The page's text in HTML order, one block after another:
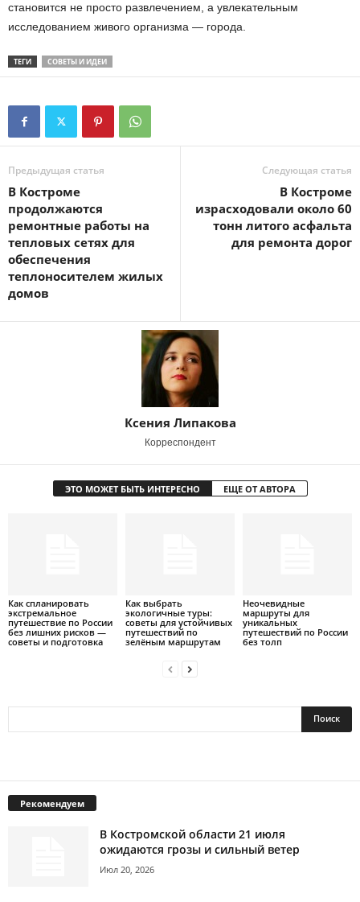
становится не просто развлечением, а увлекательным
исследованием живого организма — города.
ТЕГИ СОВЕТЫ И ИДЕИ
Предыдущая статья
В Костроме
продолжаются
ремонтные работы на
тепловых сетях для
обеспечения
теплоносителем жилых
домов
Следующая статья
В Костроме
израсходовали около 60
тонн литого асфальта
для ремонта дорог
Ксения Липакова
Корреспондент
ЭТО МОЖЕТ БЫТЬ ИНТЕРЕСНО ЕЩЕ ОТ АВТОРА
Как спланировать
экстремальное
путешествие по России
без лишних рисков —
советы и подготовка
Как выбрать
экологичные туры:
советы для устойчивых
путешествий по
зелёным маршрутам
Неочевидные
маршруты для
уникальных
путешествий по России
без толп
Рекомендуем
В Костромской области 21 июля
ожидаются грозы и сильный ветер
Июл 20, 2026